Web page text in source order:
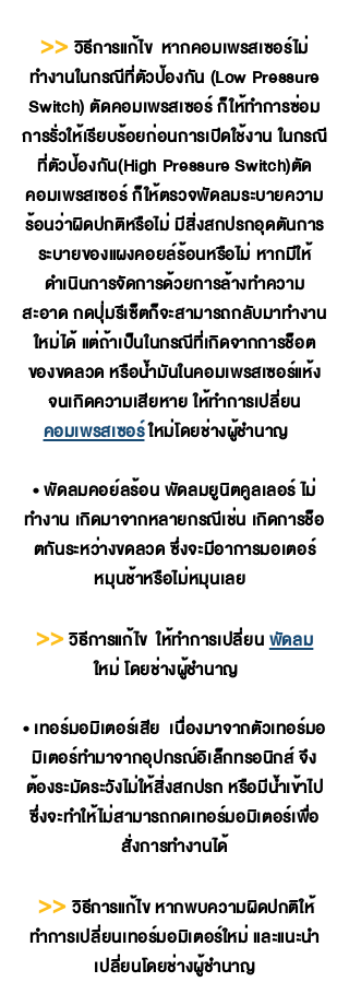
>>วิธีการแก้ไข หากคอมเพรสเซอร์ไม่
ทำงานในกรณีที่ตัวป้องกัน (Low Pressure
Switch) ตัดคอมเพรสเซอร์ ก็ให้ทำการซ่อม
การรั่วให้เรียบร้อยก่อนการเปิดใช้งาน ในกรณี
ที่ตัวป้องกัน(High Pressure Switch)ตัด
คอมเพรสเซอร์ ก็ให้ตรวจพัดลมระบายความ
ร้อนว่าผิดปกติหรือไม่ มีสิ่งสกปรกอุดตันการ
ระบายของแผงคอยล์ร้อนหรือไม่ หากมีให้
ดำเนินการจัดการด้วยการล้างทำความ
สะอาด กดปุ่มรีเซ็ตก็จะสามารถกลับมาทำงาน
ใหม่ได้ แต่ถ้าเป็นในกรณีที่เกิดจากการช็อต
ของขดลวด หรือน้ำมันในคอมเพรสเซอร์แห้ง
จนเกิดความเสียหาย ให้ทำการเปลี่ยน
คอมเพรสเซอร์ใหม่โดยช่างผู้ชำนาญ
• พัดลมคอย์ลร้อน พัดลมยูนิตคูลเลอร์ ไม่
ทำงาน เกิดมาจากหลายกรณีเช่น เกิดการช็อ
ตกันระหว่างขดลวด ซึ่งจะมีอาการมอเตอร์
หมุนช้าหรือไม่หมุนเลย
>>วิธีการแก้ไข ให้ทำการเปลี่ยนพัดลม
ใหม่ โดยช่างผู้ชำนาญ
• เทอร์มอมิเตอร์เสีย เนื่องมาจากตัวเทอร์มอ
มิเตอร์ทำมาจากอุปกรณ์อิเล็กทรอนิกส์ จึง
ต้องระมัดระวังไม่ให้สิ่งสกปรก หรือมีน้ำเข้าไป
ซึ่งจะทำให้ไม่สามารถกดเทอร์มอมิเตอร์เพื่อ
สั่งการทำงานได้
>>วิธีการแก้ไข หากพบความผิดปกติให้
ทำการเปลี่ยนเทอร์มอมิเตอร์ใหม่ และแนะนำ
เปลี่ยนโดยช่างผู้ชำนาญ